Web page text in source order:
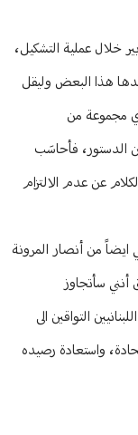
خلال عملية التشكيل،
هذا البعض وليقل
مجموعة من
التي يتوجب تمثيلها بحسب المادة 95 من الدستور، فأحاسَب
عن عدم الالتزام
ايضاً من أنصار المرونة
أنني سأتجاوز
التواقين الى
واستعادة رصيده